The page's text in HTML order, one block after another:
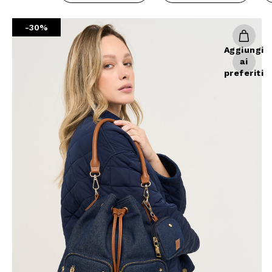
Gilet
Maglie
Cardigan
Pantaloni
Jeans
Gonne
Bermuda
Top
T-Shirt
Tailleur
Trench
-30%
Aggiungi
ai
preferiti